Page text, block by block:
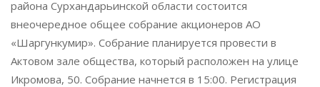
района Сурхандарьинской области состоится
внеочередное общее собрание акционеров АО
«Шаргункумир». Собрание планируется провести в
Актовом зале общества, который расположен на улице
Икромова, 50. Собрание начнется в 15:00. Регистрация